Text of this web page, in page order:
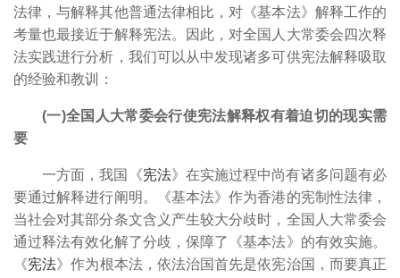
法律，与解释其他普通法律相比，对《基本法》解释工作的
考量也最接近于解释宪法。因此，对全国人大常委会四次释
法实践进行分析，我们可以从中发现诸多可供宪法解释吸取
的经验和教训：
(一)全国人大常委会行使宪法解释权有着迫切的现实需
要
一方面，我国《宪法》在实施过程中尚有诸多问题有必
要通过解释进行阐明。《基本法》作为香港的宪制性法律，
当社会对其部分条文含义产生较大分歧时，全国人大常委会
通过释法有效化解了分歧，保障了《基本法》的有效实施。
《宪法》作为根本法，依法治国首先是依宪治国， 而要真正